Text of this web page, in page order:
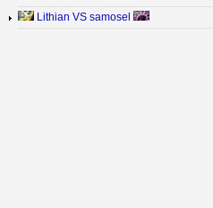
Lithian VS samosel